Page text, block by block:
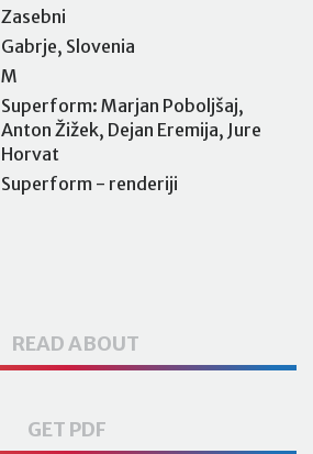
Zasebni
Gabrje, Slovenia
M
Superform: Marjan Poboljšaj,
Anton Žižek, Dejan Eremija, Jure
Horvat
Superform - renderiji
READ ABOUT
GET PDF